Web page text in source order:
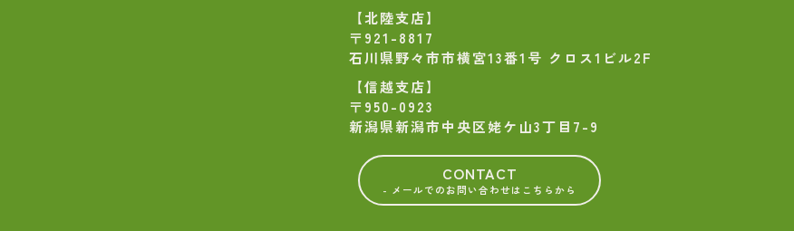
【北陸支店】
〒921-8817
石川県野々市市横宮13番1号 クロス1ビル2F
【信越支店】
〒950-0923
新潟県新潟市中央区姥ケ山3丁目7-9
CONTACT
- メールでのお問い合わせはこちらから